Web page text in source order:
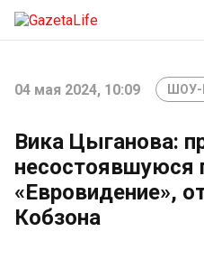
04 мая 2024, 10:09 ШОУ-
Вика Цыганова:
несостоявшуюся
«Евровидение»,
Кобзона